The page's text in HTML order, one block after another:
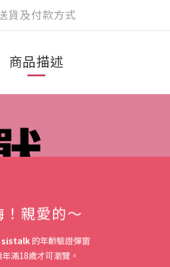
貨及付款方式
商品描述
！親愛的～
sistalk 的年齡驗證彈窗
年滿18歲才可瀏覽。